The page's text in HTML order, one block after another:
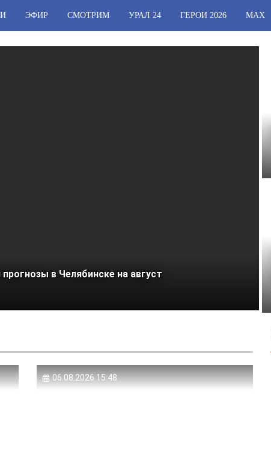
ЭФИР СМОТРИМ УРАЛ 24 ГЕРОИ 2026 МАХ
в Челябинске на август
06.08.2026 15:48